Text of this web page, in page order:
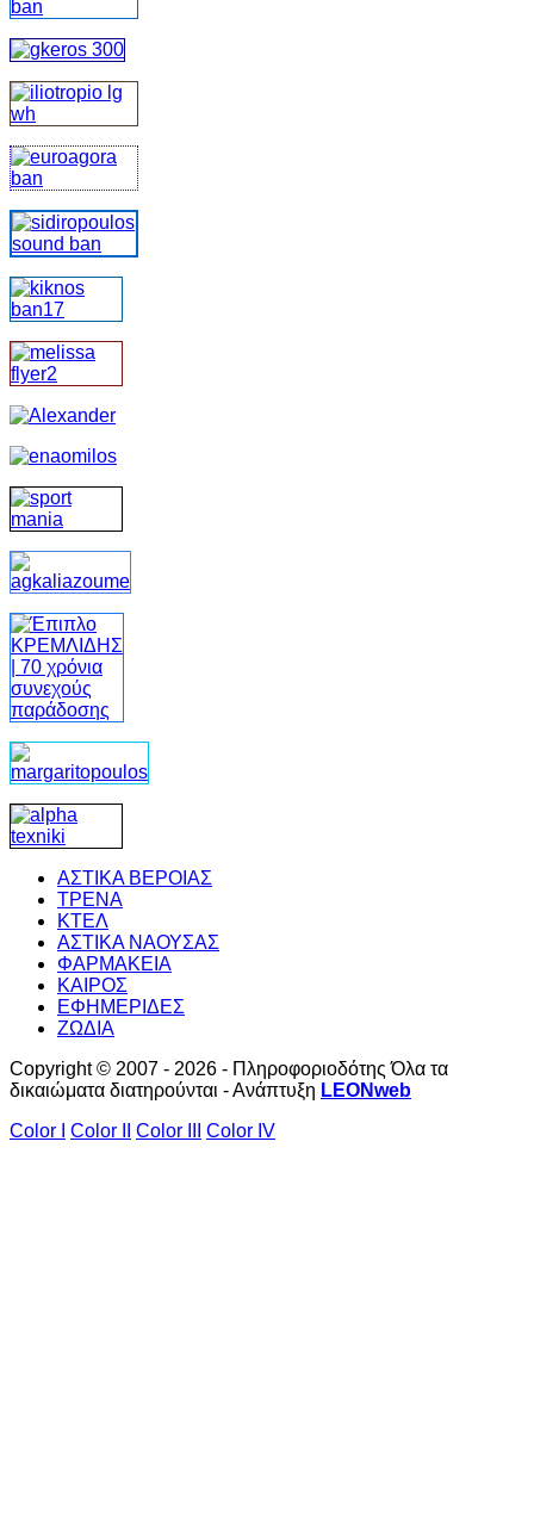
ΑΣΤΙΚΑ ΒΕΡΟΙΑΣ
ΤΡΕΝΑ
ΚΤΕΛ
ΑΣΤΙΚΑ ΝΑΟΥΣΑΣ
ΦΑΡΜΑΚΕΙΑ
ΚΑΙΡΟΣ
ΕΦΗΜΕΡΙΔΕΣ
ΖΩΔΙΑ
Copyright © 2007 - 2026 - Πληροφοριοδότης Όλα τα
δικαιώματα διατηρούνται - Ανάπτυξη LEONweb
Color I
Color II Color III Color IV